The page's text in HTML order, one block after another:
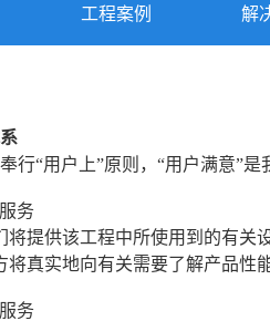
工程案例 解
行“用户上”原则，“用户满意”
务
将提供该工程中所使用到的有关
将真实地向有关需要了解产品性
务